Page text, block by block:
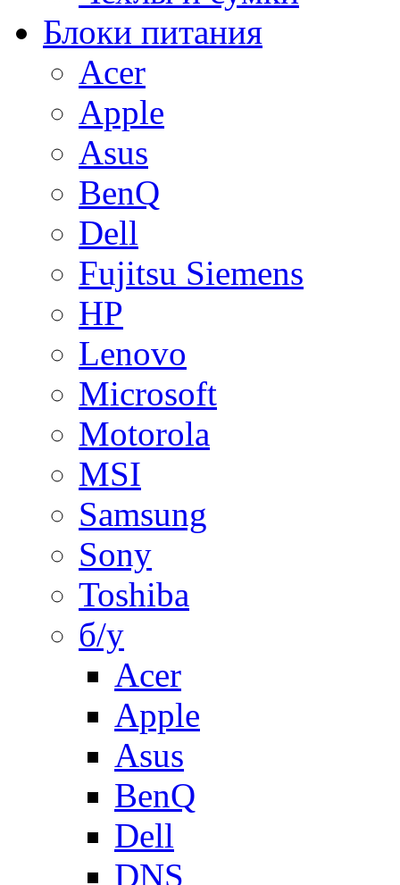
Блоки питания
Acer
Apple
Asus
BenQ
Dell
Fujitsu Siemens
HP
Lenovo
Microsoft
Motorola
MSI
Samsung
Sony
Toshiba
б/у
Acer
Apple
Asus
BenQ
Dell
DNS